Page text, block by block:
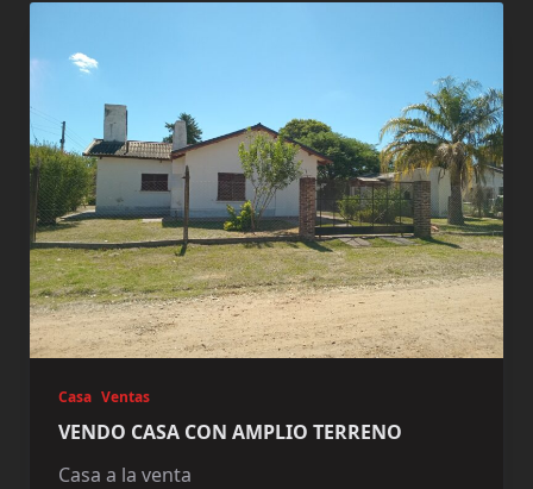
Casa Ventas
VENDO CASA CON AMPLIO TERRENO
Casa a la venta